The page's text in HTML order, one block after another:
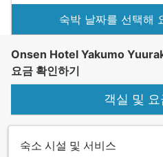
숙박 날짜를 선택해
Onsen Hotel Yakumo
요금 확인하기
객실 및 요
숙소 시설 및 서비스